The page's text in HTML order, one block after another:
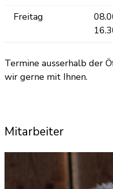
Freitag
Termine ausserhalb der
wir gerne mit Ihnen.
Mitarbeiter